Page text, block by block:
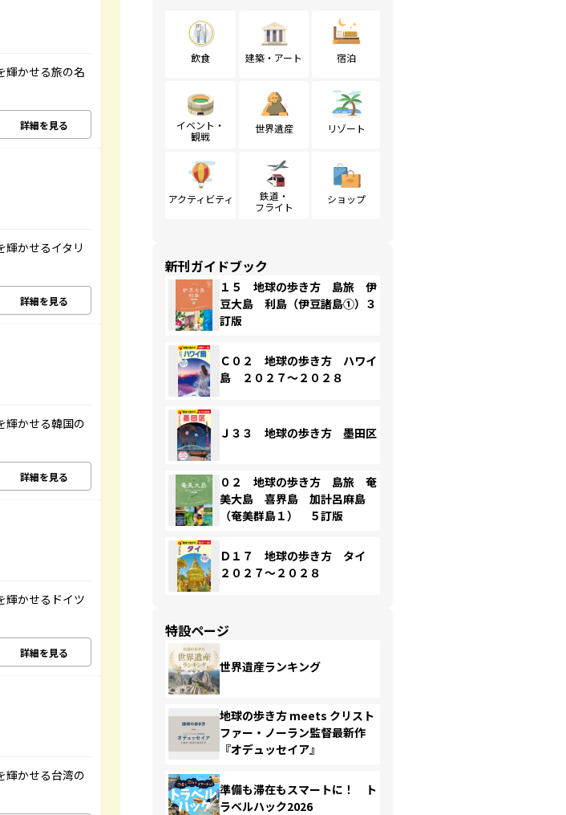
輝かせる旅の名
詳細を見る
かせるイタリ
詳細を見る
輝かせる韓国の
詳細を見る
輝かせるドイツ
詳細を見る
輝かせる台湾の
飲食 建築・アート 宿泊
イベント・
観戦
世界遺産 リゾート
アクティビティ
鉄道・
フライト
ショップ
新刊ガイドブック
１５ 地球の歩き方 島旅 伊
豆大島 利島（伊豆諸島①）３
訂版
Ｃ０２ 地球の歩き方 ハワイ
島 ２０２７～２０２８
Ｊ３３ 地球の歩き方 墨田区
０２ 地球の歩き方 島旅 奄
美大島 喜界島 加計呂麻島
（奄美群島１） ５訂版
Ｄ１７ 地球の歩き方 タイ
２０２７～２０２８
特設ページ
世界遺産ランキング
地球の歩き方 meets クリスト
ファー・ノーラン監督最新作
『オデュッセイア』
準備も滞在もスマートに！ ト
ラベルハック2026